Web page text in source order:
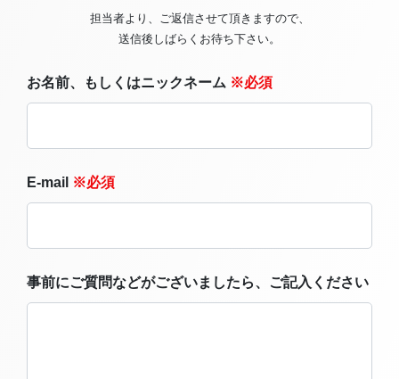
担当者より、ご返信させて頂きますので、
送信後しばらくお待ち下さい。
お名前、もしくはニックネーム ※必須
E-mail ※必須
事前にご質問などがございましたら、ご記入ください